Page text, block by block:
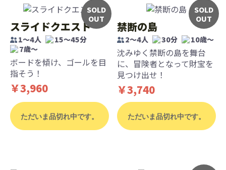
SOLD
OUT
スライドクエスト
1〜4人
15〜45分
7歳〜
ボードを傾け、ゴールを目
指そう！
￥3,960
ただいま品切れ中です。
SOLD
OUT
禁断の島
2～4人 30分 10歳〜
沈みゆく禁断の島を舞台
に、冒険者となって財宝を
見つけ出せ！
￥3,740
ただいま品切れ中です。